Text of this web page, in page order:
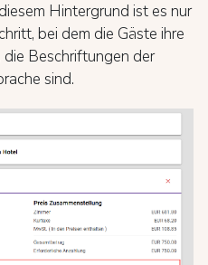
Hintergrund ist es nur
bei dem die Gäste ihre
Beschriftungen der
sind.